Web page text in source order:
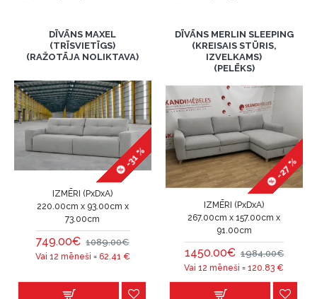
DĪVĀNS MAXEL
(TRĪSVIETĪGS)
(RAŽOTĀJA NOLIKTAVA)
-31 %
IZMĒRI (PxDxA)
220.00cm x 93.00cm x
73.00cm
749.00€ 1089.00€
Vai 12 mēneši = 62.41 €
DĪVĀNS MERLIN SLEEPING
(KREISAIS STŪRIS,
IZVELKAMS)
(PELĒKS)
-27 %
IZMĒRI (PxDxA)
267.00cm x 157.00cm x
91.00cm
1450.00€ 1984.00€
Vai 12 mēneši =120.83 €